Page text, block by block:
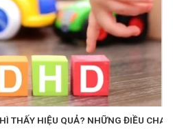
THẤY HIỆU QUẢ? NHỮNG ĐIỀU CHA